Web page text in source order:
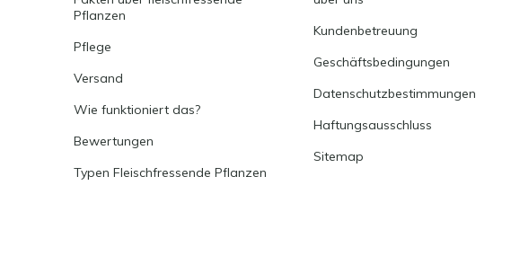
Pflanzen
Pflege
Versand
Wie funktioniert das?
Bewertungen
Typen Fleischfressende Pflanzen
Kundenbetreuung
Geschäftsbedingungen
Datenschutzbestimmungen
Haftungsausschluss
Sitemap